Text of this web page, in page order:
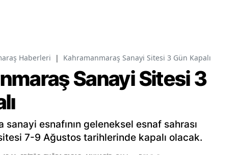
Haberleri | Kahramanmaraş Sanayi Sitesi 3 Gün Kapalı
Sanayi Sitesi 3
sanayi esnafının geleneksel esnaf sahrası
7-9 Ağustos tarihlerinde kapalı olacak.